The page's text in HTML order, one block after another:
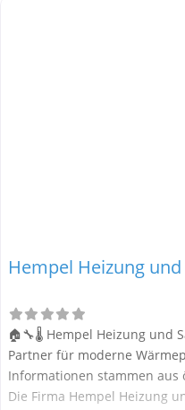
Hempel Heizung
🏠🔧🌡️ Hempel Heizung und
Partner für moderne
Informationen stammen
Die Firma Hempel Heizung